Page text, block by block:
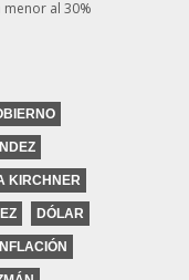
al 30%
KIRCHNER
DÓLAR
INFLACIÓN